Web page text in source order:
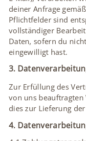
deiner Anfrage
Pflichtfelder sind
vollständiger
Daten, sofern du
eingewilligt hast.
3.
Zur Erfüllung des
von uns
dies zur Lieferung
4.